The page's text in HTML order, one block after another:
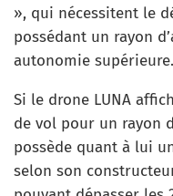
», qui nécessitent le
possédant un rayon
autonomie supérieure.
Si le drone LUNA
de vol pour un rayon
possède quant à lui
selon son